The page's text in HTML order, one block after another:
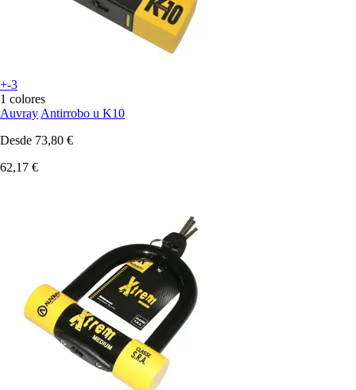
+-3
1 colores
Auvray Antirrobo u K10
Desde 73,80 €
62,17 €